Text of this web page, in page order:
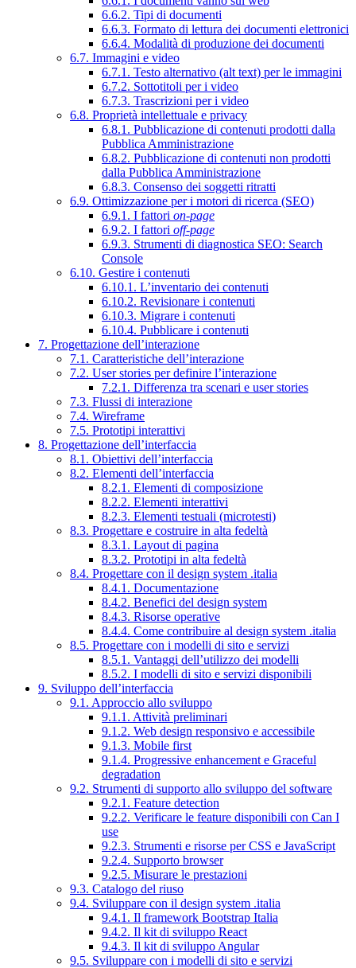
6.6.2. Tipi di documenti
6.6.3. Formato di lettura dei documenti elettronici
6.6.4. Modalità di produzione dei documenti
6.7. Immagini e video
6.7.1. Testo alternativo (alt text) per le immagini
6.7.2. Sottotitoli per i video
6.7.3. Trascrizioni per i video
6.8. Proprietà intellettuale e privacy
6.8.1. Pubblicazione di contenuti prodotti dalla
Pubblica Amministrazione
6.8.2. Pubblicazione di contenuti non prodotti
dalla Pubblica Amministrazione
6.8.3. Consenso dei soggetti ritratti
6.9. Ottimizzazione per i motori di ricerca (SEO)
6.9.1. I fattori on-page
6.9.2. I fattori off-page
6.9.3. Strumenti di diagnostica SEO: Search
Console
6.10. Gestire i contenuti
6.10.1. L’inventario dei contenuti
6.10.2. Revisionare i contenuti
6.10.3. Migrare i contenuti
6.10.4. Pubblicare i contenuti
7. Progettazione dell’interazione
7.1. Caratteristiche dell’interazione
7.2. User stories per definire l’interazione
7.2.1. Differenza tra scenari e user stories
7.3. Flussi di interazione
7.4. Wireframe
7.5. Prototipi interattivi
8. Progettazione dell’interfaccia
8.1. Obiettivi dell’interfaccia
8.2. Elementi dell’interfaccia
8.2.1. Elementi di composizione
8.2.2. Elementi interattivi
8.2.3. Elementi testuali (microtesti)
8.3. Progettare e costruire in alta fedeltà
8.3.1. Layout di pagina
8.3.2. Prototipi in alta fedeltà
8.4. Progettare con il design system .italia
8.4.1. Documentazione
8.4.2. Benefici del design system
8.4.3. Risorse operative
8.4.4. Come contribuire al design system .italia
8.5. Progettare con i modelli di sito e servizi
8.5.1. Vantaggi dell’utilizzo dei modelli
8.5.2. I modelli di sito e servizi disponibili
9. Sviluppo dell’interfaccia
9.1. Approccio allo sviluppo
9.1.1. Attività preliminari
9.1.2. Web design responsivo e accessibile
9.1.3. Mobile first
9.1.4. Progressive enhancement e Graceful
degradation
9.2. Strumenti di supporto allo sviluppo del software
9.2.1. Feature detection
9.2.2. Verificare le feature disponibili con Can I
use
9.2.3. Strumenti e risorse per CSS e JavaScript
9.2.4. Supporto browser
9.2.5. Misurare le prestazioni
9.3. Catalogo del riuso
9.4. Sviluppare con il design system .italia
9.4.1. Il framework Bootstrap Italia
9.4.2. Il kit di sviluppo React
9.4.3. Il kit di sviluppo Angular
9.5. Sviluppare con i modelli di sito e servizi